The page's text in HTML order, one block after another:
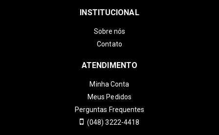
INSTITUCIONAL
Sobre nós
Contato
ATENDIMENTO
Minha Conta
Meus Pedidos
Perguntas Frequentes
(048) 3222-4418